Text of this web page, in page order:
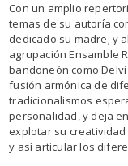
Con un amplio
temas de su autoría
dedicado su madre; y
agrupación Ensamble
bandoneón como
fusión armónica de
tradicionalismos
personalidad, y deja
explotar su
y así articular los